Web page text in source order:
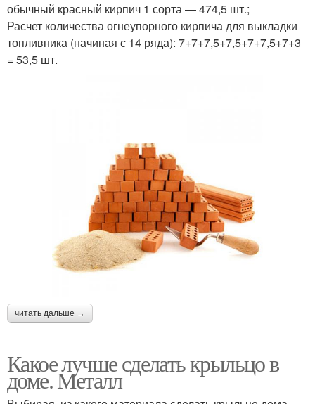
обычный красный кирпич 1 сорта — 474,5 шт.;
Расчет количества огнеупорного кирпича для выкладки
топливника (начиная с 14 ряда): 7+7+7,5+7,5+7+7,5+7+3
= 53,5 шт.
читать дальше →
Какое лучше сделать крыльцо в
доме. Металл